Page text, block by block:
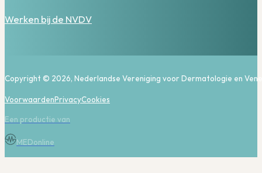
Werken bij de NVDV
Copyright © 2026, Nederlandse Vereniging voor Dermatologie en
VoorwaardenPrivacyCookies
Een productie van
MEDonline